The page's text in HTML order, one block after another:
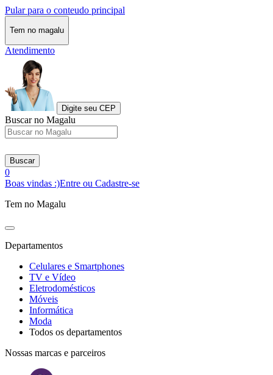
Pular para o conteudo principal
Tem no magalu
Atendimento
Digite seu CEP
Buscar no Magalu
Buscar
0
Boas vindas :)Entre ou Cadastre-se
Tem no Magalu
Departamentos
Celulares e Smartphones
TV e Vídeo
Eletrodomésticos
Móveis
Informática
Moda
Todos os departamentos
Nossas marcas e parceiros